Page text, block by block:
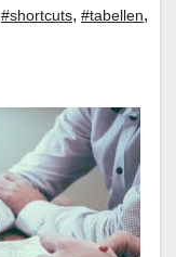
#shortcuts, #tabellen,